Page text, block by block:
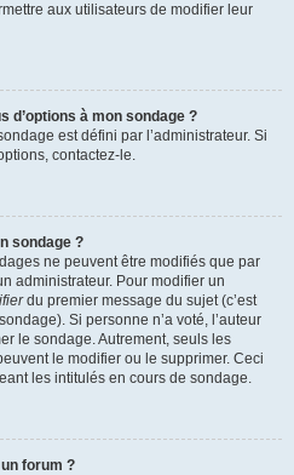
aux utilisateurs de modifier leur
d’options à mon sondage ?
est défini par l’administrateur. Si
contactez-le.
sondage ?
ne peuvent être modifiés que par
administrateur. Pour modifier un
du premier message du sujet (c’est
Si personne n’a voté, l’auteur
le sondage. Autrement, seuls les
le modifier ou le supprimer. Ceci
les intitulés en cours de sondage.
forum ?